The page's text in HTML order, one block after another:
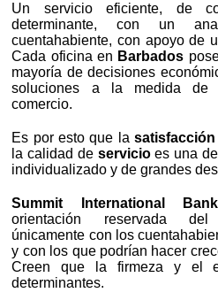
Un servicio eficiente, de
determinante, con un
cuentahabiente, con apoyo de
Cada oficina en Barbados
mayoría de decisiones
soluciones a la medida de
comercio.
Es por esto que lasatisfacción
la calidad de servicioes una
individualizado y de grandes
Summit International
orientación reservada del
únicamente con los
y con los que podrían hacer
Creen que la firmeza y el
determinantes.